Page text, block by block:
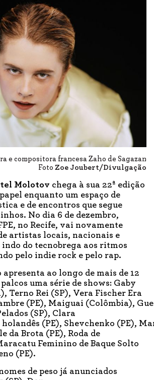
e compositora francesa Zaho de Sagazan
Foto Zoe Joubert/Divulgação
Molotov chega à sua 22ª edição
enquanto um espaço de
e de encontros que segue
No dia 6 de dezembro,
no Recife, vai novamente
artistas locais, nacionais e
do tecnobrega aos ritmos
pelo indie rock e pelo rap.
ao longo de mais de 12
uma série de shows: Gaby
Terno Rei (SP), Vera Fischer Era
(PE), Maiguai (Colômbia),
(SP), Clara
(PE), Shevchenko (PE),
da Brota (PE), Roda de
Feminino de Baque Solto
(PE).
de peso já anunciados